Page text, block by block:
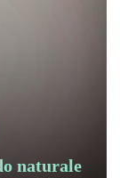
naturale